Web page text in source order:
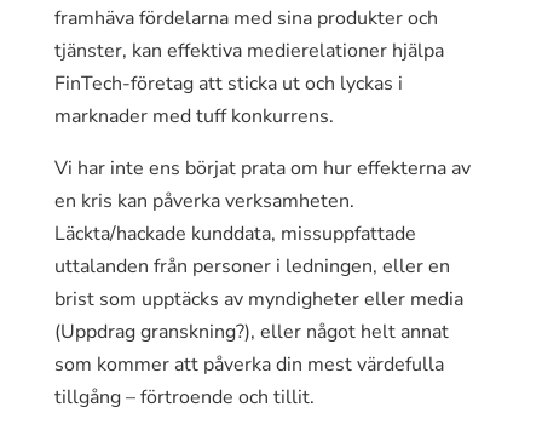
framhäva fördelarna med sina produkter och
tjänster, kan effektiva medierelationer hjälpa
FinTech-företag att sticka ut och lyckas i
marknader med tuff konkurrens.
Vi har inte ens börjat prata om hur effekterna av
en kris kan påverka verksamheten.
Läckta/hackade kunddata, missuppfattade
uttalanden från personer i ledningen, eller en
brist som upptäcks av myndigheter eller media
(Uppdrag granskning?), eller något helt annat
som kommer att påverka din mest värdefulla
tillgång – förtroende och tillit.